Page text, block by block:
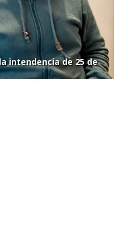
intendencia de 25 de